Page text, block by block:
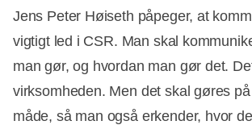
Jens Peter Høiseth påpeger, at
vigtigt led i CSR. Man skal
man gør, og hvordan man gør det.
virksomheden. Men det skal gøres
måde, så man også erkender, hvor